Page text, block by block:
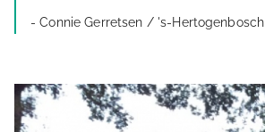
- Connie Gerretsen / 's-Hertogenbosch